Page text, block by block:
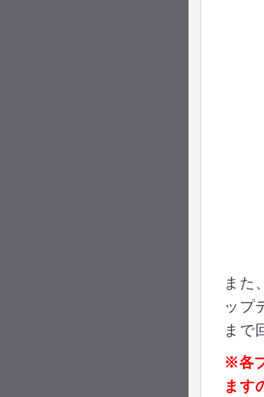
また
ップ
まで
※各
ます